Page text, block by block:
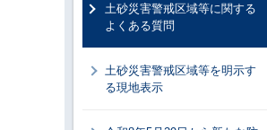
土砂災害警戒区域等に関する
よくある質問
土砂災害警戒区域等を明示す
る現地表示